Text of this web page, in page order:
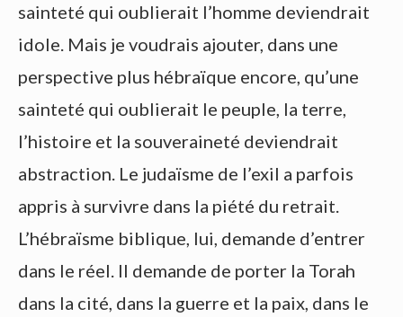
sainteté qui oublierait l’homme deviendrait
idole. Mais je voudrais ajouter, dans une
perspective plus hébraïque encore, qu’une
sainteté qui oublierait le peuple, la terre,
l’histoire et la souveraineté deviendrait
abstraction. Le judaïsme de l’exil a parfois
appris à survivre dans la piété du retrait.
L’hébraïsme biblique, lui, demande d’entrer
dans le réel. Il demande de porter la Torah
dans la cité, dans la guerre et la paix, dans le